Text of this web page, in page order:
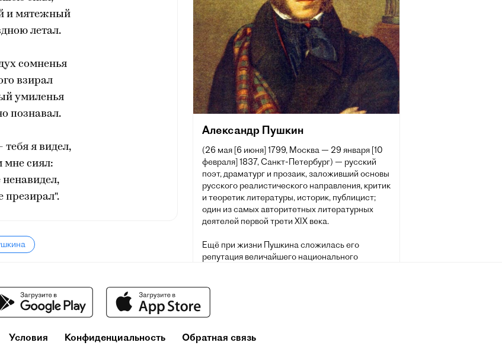
и мятежный
летал.
сомненья
взирал
умиленья
познавал.
тебя я видел,
мне сиял:
ненавидел,
презирал".
Александр Пушкин
(26 мая [6 июня] 1799, Москва — 29 января [10
февраля] 1837, Санкт-Петербург) — русский
поэт, драматург и прозаик, заложивший основы
русского реалистического направления, критик
и теоретик литературы, историк, публицист;
один из самых авторитетных литературных
деятелей первой трети XIX века.
Ещё при жизни Пушкина сложилась его
репутация величайшего национального
литературного языка[~ 2].
Условия Конфиденциальность Обратная связь